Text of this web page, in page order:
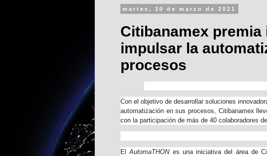
martes, 30 de marzo de 2021
Citibanamex premia
impulsar la
procesos
Con el objetivo de desarrollar soluciones
automatización en sus procesos, Citibanamex
con la participación de más de 40 colaboradores
ElAutomaTHON es una iniciativa del área de